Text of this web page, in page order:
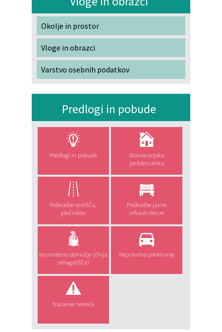
Okolje in prostor
Vloge in obrazci
Varstvo osebnih podatkov
Predlogi in pobude
Predlogi in pobude
Stanovanjska
problematika
Poškodbe cestišča,
pločnikov
Poškodbe javne
infrastrukture
Nasmeteno območje (divja
odlagališča)
Nepravilno parkiranje
Naravne nesreče
Katalog informacij javnega značaja
Lokalne volitve